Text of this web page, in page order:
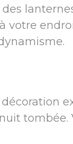
votre
tombée.